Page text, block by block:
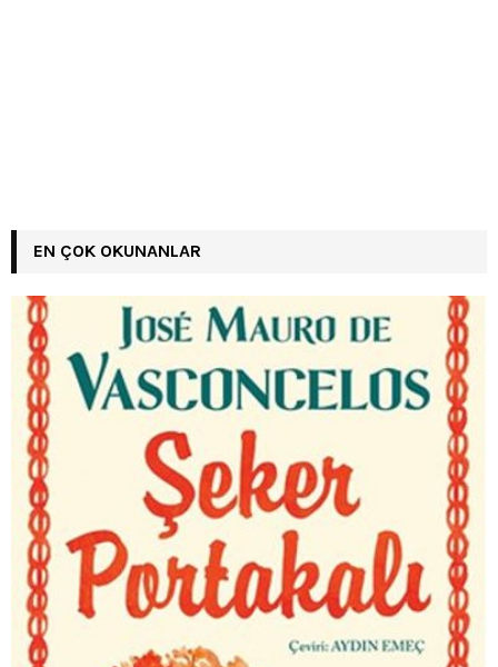
EN ÇOK OKUNANLAR